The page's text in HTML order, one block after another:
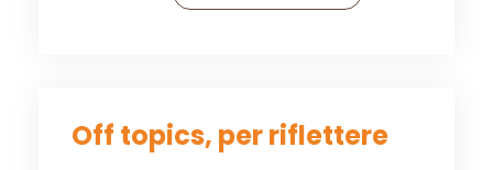
Off topics, per riflettere